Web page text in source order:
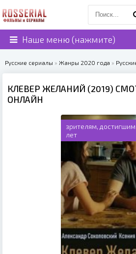
Наше меню (нажмите)
Русские сериалы » Жанры 2020 года »
КЛЕВЕР ЖЕЛАНИЙ (2019)
ОНЛАЙН
зрителям, достигшим
лет